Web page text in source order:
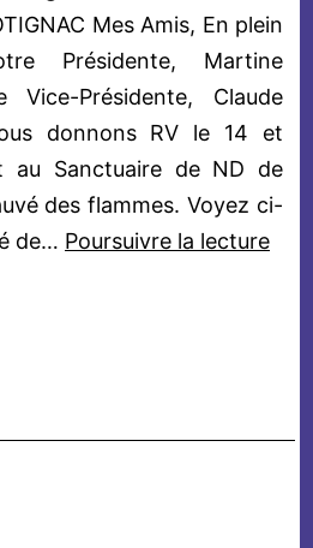
Mes Amis, En plein
Présidente, Martine
Vice-Présidente, Claude
donnons RV le 14 et
au Sanctuaire de ND de
des flammes. Voyez ci-
de… Poursuivre la lecture